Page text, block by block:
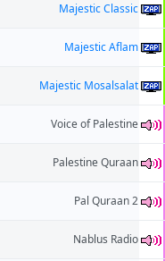
Majestic Classic
Majestic Aflam
Majestic Mosalsalat
Voice of Palestine
Palestine Quraan
Pal Quraan 2
Nablus Radio